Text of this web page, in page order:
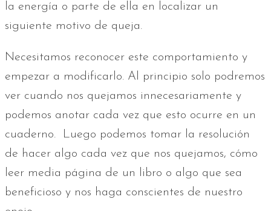
la energía o parte de ella en localizar un
siguiente motivo de queja.
Necesitamos reconocer este comportamiento y
empezar a modificarlo. Al principio solo podremos
ver cuando nos quejamos innecesariamente y
podemos anotar cada vez que esto ocurre en un
cuaderno. Luego podemos tomar la resolución
de hacer algo cada vez que nos quejamos, cómo
leer media página de un libro o algo que sea
beneficioso y nos haga conscientes de nuestro